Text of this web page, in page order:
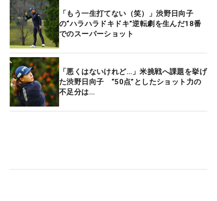
正規の18番ではオナーのソンウが強振して残り210
ヤード地点のFWど真ん中まで飛ばしたが、「ギアを
入れた」渋野も呼応してマン振り。同じく198ヤー
ド地点のFWど真ん中に運んでバーディに繋げた。勝
負のかかる極限状態でも連続して再現性を見せたこ
とを問われ、素直に喜ぶ。
「左足下がりからめちゃくちゃミスした一週間。18
「もう一生打てない（笑）」渋野日向子
の“ハラハラドキドキ”逆転劇を生んだ18番
でのスーパーショット
「悪くはないけれど…」米挑戦へ課題を挙げ
た渋野日向子 “50点”としたショット力の
不足分は…